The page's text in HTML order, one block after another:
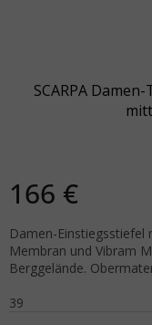
SCARPA
166 €
Damen-Einstiegsstiefel
Membran und Vibram
Berggelände.
39